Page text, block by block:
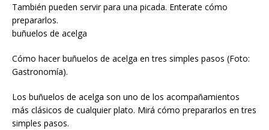
También pueden servir para una picada. Enterate cómo
prepararlos.
buñuelos de acelga
Cómo hacer buñuelos de acelga en tres simples pasos (Foto:
Gastronomía).
Los buñuelos de acelga son uno de los acompañamientos
más clásicos de cualquier plato. Mirá cómo prepararlos en tres
simples pasos.